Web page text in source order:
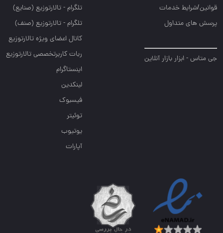
قوانین/شرایط خدمات
پرسش های متداول
جی متاس - ابزار بازار آنلاین
تلگرام - تالارتوزيع (صنايع)
تلگرام - تالارتوزیع (صنف)
کانال اعضای ویژه تالارتوزیع
ربات کاربرتخصصی تالارتوزیع
اینستاگرام
لینکدین
فیسبوک
توئیتر
یوتیوب
آپارات